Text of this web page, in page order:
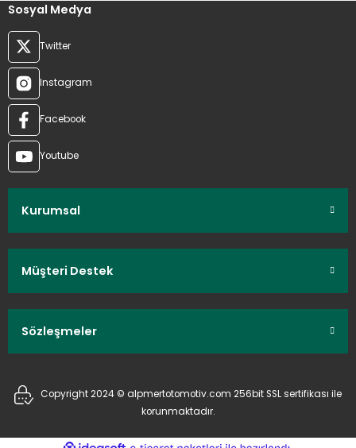
Sosyal Medya
Twitter
Instagram
Facebook
Youtube
Kurumsal
Müşteri Destek
Sözleşmeler
Copyright 2024 © alpmertotomotiv.com 256bit SSL sertifikası ile
korunmaktadır.